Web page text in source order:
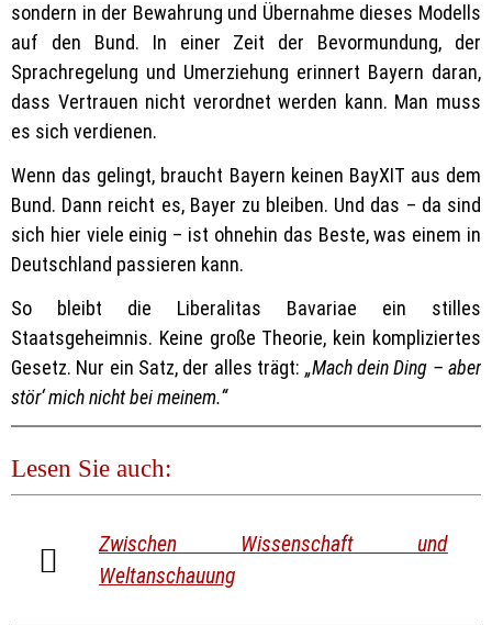
sondern in der Bewahrung und Übernahme dieses Modells
auf den Bund. In einer Zeit der Bevormundung, der
Sprachregelung und Umerziehung erinnert Bayern daran,
dass Vertrauen nicht verordnet werden kann. Man muss
es sich verdienen.
Wenn das gelingt, braucht Bayern keinen BayXIT aus dem
Bund. Dann reicht es, Bayer zu bleiben. Und das – da sind
sich hier viele einig – ist ohnehin das Beste, was einem in
Deutschland passieren kann.
So bleibt die Liberalitas Bavariae ein stilles
Staatsgeheimnis. Keine große Theorie, kein kompliziertes
Gesetz. Nur ein Satz, der alles trägt: „Mach dein Ding – aber
stör‘ mich nicht bei meinem.“
Lesen Sie auch:
Zwischen Wissenschaft und
Weltanschauung